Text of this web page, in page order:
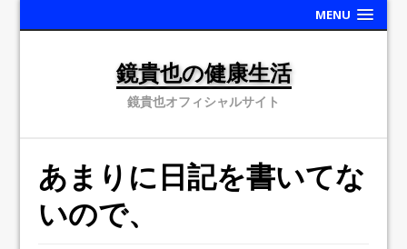
MENU
鏡貴也の健康生活
鏡貴也オフィシャルサイト
あまりに日記を書いてな
いので、